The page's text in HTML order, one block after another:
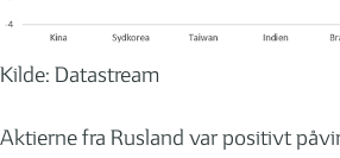
Kilde: Datastream
Aktierne fra Rusland var positivt